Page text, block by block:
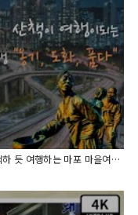
마포에 이런 곳이? 마포 골목에 숨겨진 명소를 산책하 듯 여행하는 마포 마을여행 "옹기, 도화, 품다"